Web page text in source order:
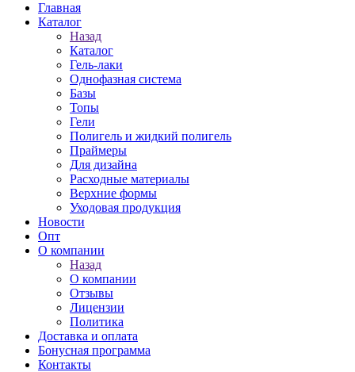
Главная
Каталог
Назад
Каталог
Гель-лаки
Однофазная система
Базы
Топы
Гели
Полигель и жидкий полигель
Праймеры
Для дизайна
Расходные материалы
Верхние формы
Уходовая продукция
Новости
Опт
О компании
Назад
О компании
Отзывы
Лицензии
Политика
Доставка и оплата
Бонусная программа
Контакты